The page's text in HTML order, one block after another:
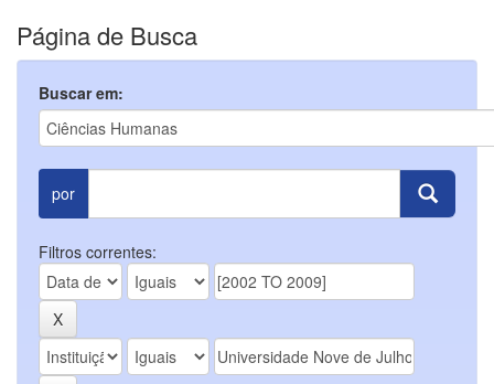
Página de Busca
Buscar em:
por
Filtros correntes: